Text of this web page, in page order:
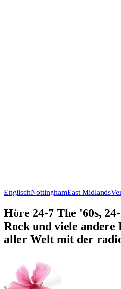
EnglischNottinghamEast Midlands
Höre 24-7 The '60s,
Rock und viele andere
aller Welt mit der